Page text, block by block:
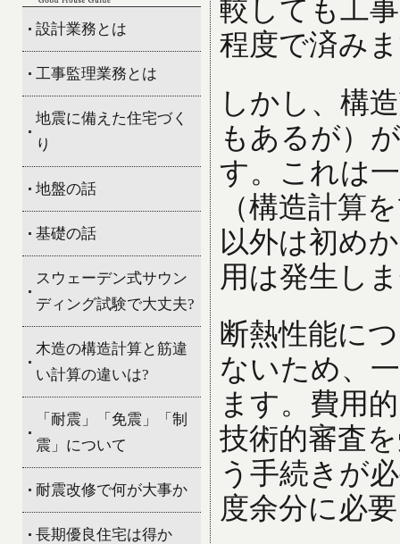
設計業務とは
工事監理業務とは
地震に備えた住宅づく
り
地盤の話
基礎の話
スウェーデン式サウン
ディング試験で大丈夫?
木造の構造計算と筋違
い計算の違いは?
「耐震」「免震」「制
震」について
耐震改修で何が大事か
長期優良住宅は得か
較しても工
程度で済み
しかし、構
もあるが）
す。これは
（構造計算
以外は初め
用は発生し
断熱性能に
ないため、
ます。費用
技術的審査
う手続きが
度余分に必